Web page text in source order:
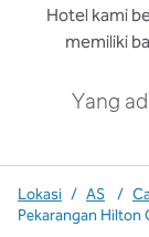
Hotel kami
memiliki
Yang
Lokasi / AS /
Pekarangan Hilton